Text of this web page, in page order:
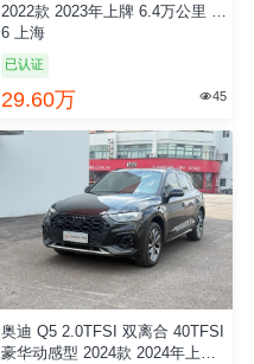
2022款 2023年上牌 6.4万公里 国
6 上海
已认证
29.60万 45
奥迪 Q5 2.0TFSI 双离合 40TFSI
豪华动感型 2024款 2024年上牌